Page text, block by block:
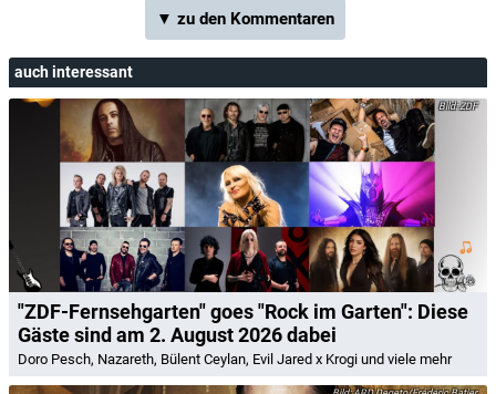
▼ zu den Kommentaren
auch interessant
ZDF
"ZDF-Fernsehgarten" goes "Rock im Garten": Diese
Gäste sind am 2. August 2026 dabei
Doro Pesch, Nazareth, Bülent Ceylan, Evil Jared x Krogi und viele mehr